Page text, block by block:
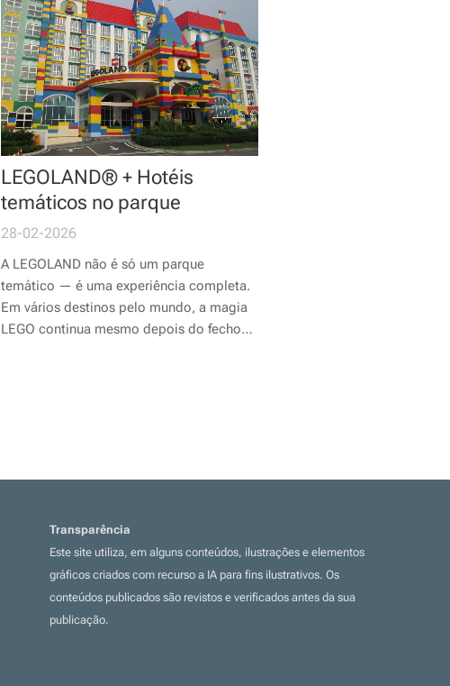
LEGOLAND® + Hotéis
temáticos no parque
28-02-2026
A LEGOLAND não é só um parque
temático — é uma experiência completa.
Em vários destinos pelo mundo, a magia
LEGO continua mesmo depois do fecho
Transparência
Este site utiliza, em alguns conteúdos, ilustrações e elementos
gráficos criados com recurso a IA para fins ilustrativos. Os
conteúdos publicados são revistos e verificados antes da sua
publicação.